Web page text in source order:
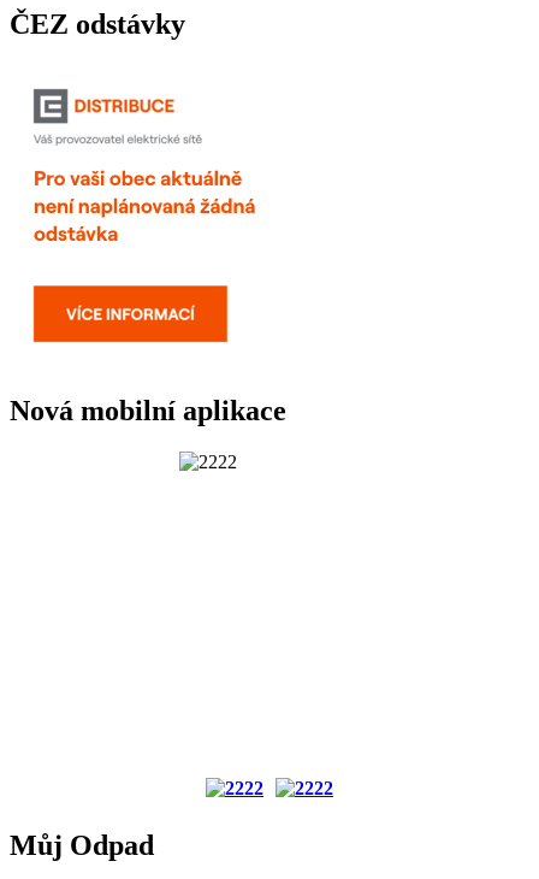
ČEZ odstávky
Nová mobilní aplikace
Můj Odpad